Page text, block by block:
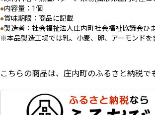
●内容量：1個
●賞味期限：商品に記載
●製造者：社会福祉法人庄内町社会福祉協議会ひ
※本品製造工場では乳、小麦、卵、アーモンドを
こちらの商品は、庄内町のふるさと納税で